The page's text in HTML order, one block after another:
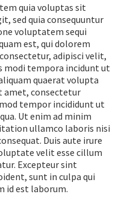
quia voluptas sit
sed quia consequuntur
voluptatem sequi
est, qui dolorem
adipisci velit,
modi tempora incidunt ut
quaerat volupta
amet, consectetur
tempor incididunt ut
Ut enim ad minim
ullamco laboris nisi
Duis aute irure
velit esse cillum
Excepteur sint
sunt in culpa qui
id est laborum.